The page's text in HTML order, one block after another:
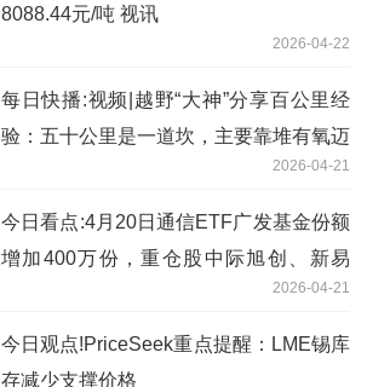
8088.44元/吨 视讯
2026-04-22
每日快播:视频|越野“大神”分享百公里经
验：五十公里是一道坎，主要靠堆有氧迈
2026-04-21
今日看点:4月20日通信ETF广发基金份额
增加400万份，重仓股中际旭创、新易
2026-04-21
今日观点!PriceSeek重点提醒：LME锡库
存减少支撑价格